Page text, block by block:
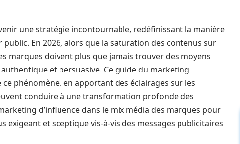
une stratégie incontournable, redéfinissant la manière
En 2026, alors que la saturation des contenus sur
marques doivent plus que jamais trouver des moyens
et persuasive. Ce guide du marketing
phénomène, en apportant des éclairages sur les
conduire à une transformation profonde des
d’influence dans le mix média des marques pour
exigeant et sceptique vis-à-vis des messages publicitaires